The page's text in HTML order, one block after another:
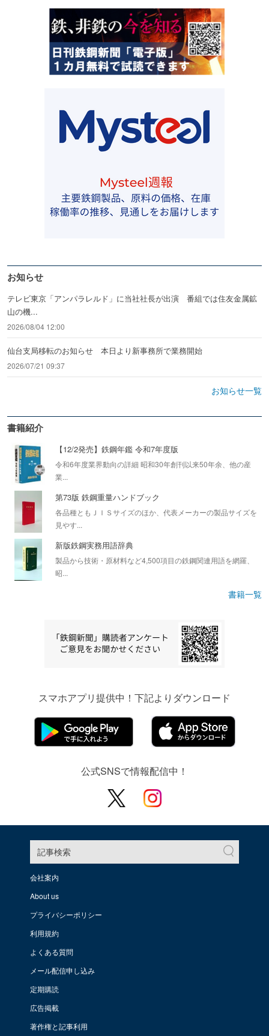
お知らせ
テレビ東京「アンパラレルド」に当社社長が出演 番組では住友金属鉱
山の機...
2026/08/04 12:00
仙台支局移転のお知らせ 本日より新事務所で業務開始
2026/07/21 09:37
お知らせ一覧
書籍紹介
【12/2発売】鉄鋼年鑑 令和7年度版
令和6年度業界動向の詳細 昭和30年創刊以来50年余、他の産
業...
第73版 鉄鋼重量ハンドブック
各品種ともＪＩＳサイズのほか、代表メーカーの製品サイズを
見やす...
新版鉄鋼実務用語辞典
製品から技術・原材料など4,500項目の鉄鋼関連用語を網羅、
昭...
書籍一覧
スマホアプリ提供中！下記よりダウンロード
公式SNSで情報配信中！
記事検索
会社案内
About us
プライバシーポリシー
利用規約
よくある質問
メール配信申し込み
定期購読
広告掲載
著作権と記事利用